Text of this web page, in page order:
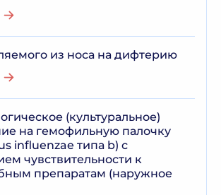
из носа на дифтерию
(культуральное)
на гемофильную палочку
influenzae типа b) с
чувствительности к
препаратам (наружное